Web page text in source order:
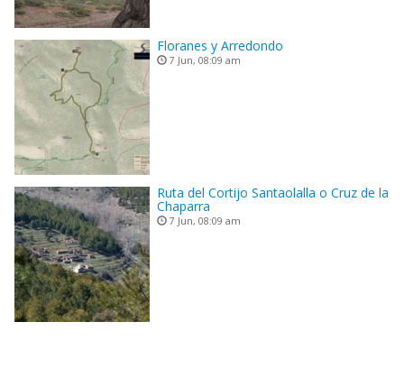
Floranes y Arredondo
7 Jun, 08:09 am
Ruta del Cortijo Santaolalla o Cruz de la
Chaparra
7 Jun, 08:09 am